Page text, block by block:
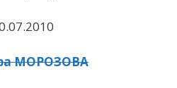
МОРОЗОВА